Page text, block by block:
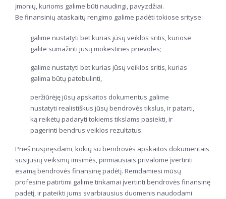
įmonių, kurioms galime būti naudingi, pavyzdžiai.
Be finansinių ataskaitų rengimo galime padėti tokiose srityse:
galime nustatyti bet kurias jūsų veiklos sritis, kuriose
galite sumažinti jūsų mokestines prievoles;
galime nustatyti bet kurias jūsų veiklos sritis, kurias
galima būtų patobulinti,
peržiūrėję jūsų apskaitos dokumentus galime
nustatyti realistiškus jūsų bendrovės tikslus, ir patarti,
ką reikėtų padaryti tokiems tikslams pasiekti, ir
pagerinti bendrus veiklos rezultatus.
Prieš nuspręsdami, kokių su bendrovės apskaitos dokumentais
susijusių veiksmų imsimės, pirmiausiais privalome įvertinti
esamą bendrovės finansinę padėtį. Remdamiesi mūsų
profesine patirtimi galime tinkamai įvertinti bendrovės finansinę
padėtį, ir pateikti jums svarbiausius duomenis naudodami